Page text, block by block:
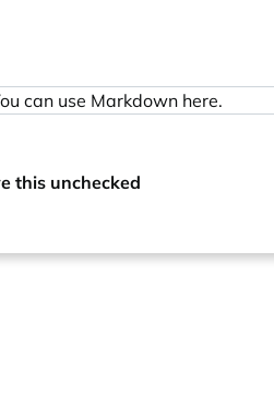
can use Markdown here.
this unchecked